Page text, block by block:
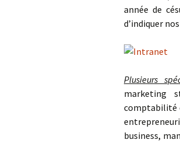
année de
d’indiquer
Plusieurs
marketing
comptabilité
business,